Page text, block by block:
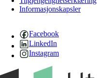
Informasjonskapsler
Facebook
LinkedIn
Instagram